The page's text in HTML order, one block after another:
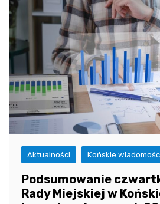
Aktualności Końskie
Podsumowanie
Rady Miejskiej w